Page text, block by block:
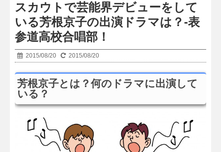
スカウトで芸能界デビューをして
いる芳根京子の出演ドラマは？-表
参道高校合唱部！
2015/08/20 2015/08/20
芳根京子とは？何のドラマに出演して
いる？